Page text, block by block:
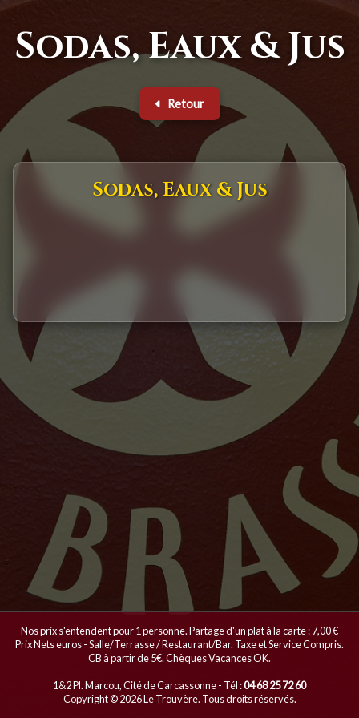
Sodas, Eaux & Jus
Retour
Sodas, Eaux & Jus
Nos prix s'entendent pour 1 personne. Partage d'un plat à la carte : 7,00 €
Prix Nets euros - Salle/Terrasse / Restaurant/Bar. Taxe et Service Compris.
CB à partir de 5€. Chèques Vacances OK.
1&2 Pl. Marcou, Cité de Carcassonne - Tél :04 68 25 72 60
Copyright © 2026 Le Trouvère. Tous droits réservés.